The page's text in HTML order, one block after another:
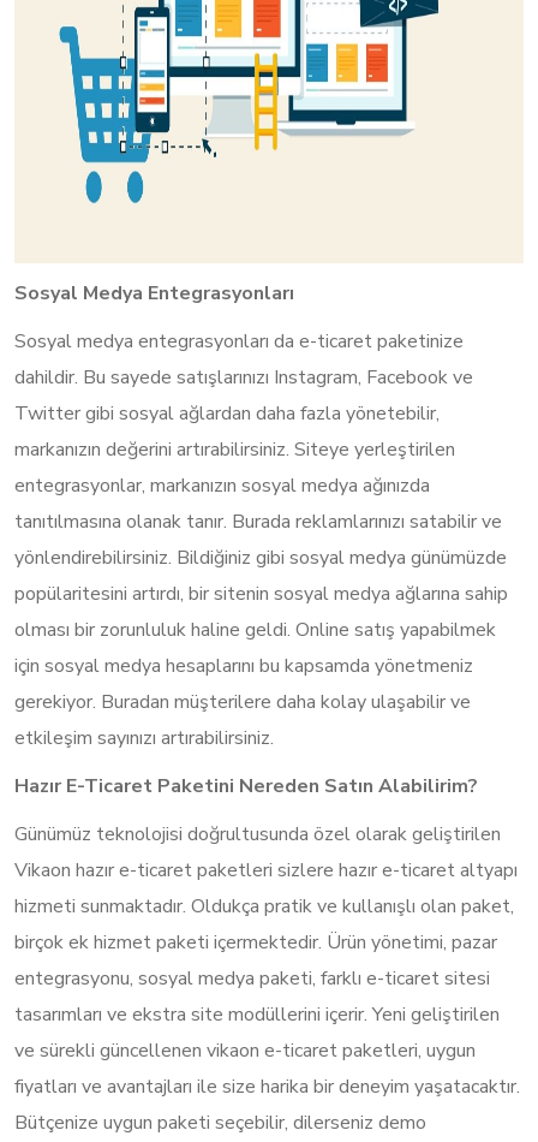
Sosyal Medya Entegrasyonları
Sosyal medya entegrasyonları da e-ticaret paketinize
dahildir. Bu sayede satışlarınızı Instagram, Facebook ve
Twitter gibi sosyal ağlardan daha fazla yönetebilir,
markanızın değerini artırabilirsiniz. Siteye yerleştirilen
entegrasyonlar, markanızın sosyal medya ağınızda
tanıtılmasına olanak tanır. Burada reklamlarınızı satabilir ve
yönlendirebilirsiniz. Bildiğiniz gibi sosyal medya günümüzde
popülaritesini artırdı, bir sitenin sosyal medya ağlarına sahip
olması bir zorunluluk haline geldi. Online satış yapabilmek
için sosyal medya hesaplarını bu kapsamda yönetmeniz
gerekiyor. Buradan müşterilere daha kolay ulaşabilir ve
etkileşim sayınızı artırabilirsiniz.
Hazır E-Ticaret Paketini Nereden Satın Alabilirim?
Günümüz teknolojisi doğrultusunda özel olarak geliştirilen
Vikaon hazır e-ticaret paketleri sizlere hazır e-ticaret altyapı
hizmeti sunmaktadır. Oldukça pratik ve kullanışlı olan paket,
birçok ek hizmet paketi içermektedir. Ürün yönetimi, pazar
entegrasyonu, sosyal medya paketi, farklı e-ticaret sitesi
tasarımları ve ekstra site modüllerini içerir. Yeni geliştirilen
ve sürekli güncellenen vikaon e-ticaret paketleri, uygun
fiyatları ve avantajları ile size harika bir deneyim yaşatacaktır.
Bütçenize uygun paketi seçebilir, dilerseniz demo